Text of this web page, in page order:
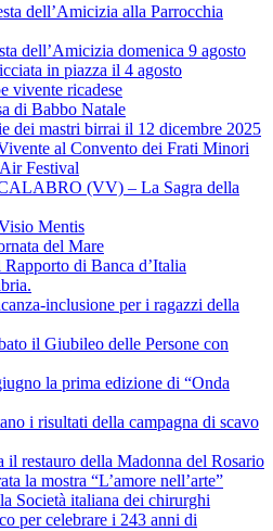
dell’Amicizia alla Parrocchia
dell’Amicizia domenica 9 agosto
in piazza il 4 agosto
vivente ricadese
di Babbo Natale
dei mastri birrai il 12 dicembre 2025
al Convento dei Frati Minori
Festival
(VV) – La Sagra della
Mentis
del Mare
di Banca d’Italia
inclusione per i ragazzi della
il Giubileo delle Persone con
la prima edizione di “Onda
i risultati della campagna di scavo
il restauro della Madonna del Rosario
la mostra “L’amore nell’arte”
Società italiana dei chirurghi
per celebrare i 243 anni di